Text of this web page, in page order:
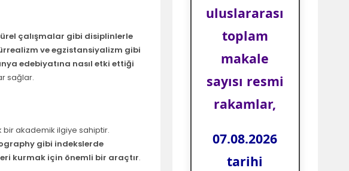
çalışmalar gibi disiplinlerle
ve egzistansiyalizm gibi
edebiyatına nasıl etki ettiği
sağlar.
bir akademik ilgiye sahiptir.
gibi indekslerde
kurmak için önemli bir araçtır.
uluslararası
toplam
makale
sayısı resmi
rakamlar,
07.08.2026
tarihi